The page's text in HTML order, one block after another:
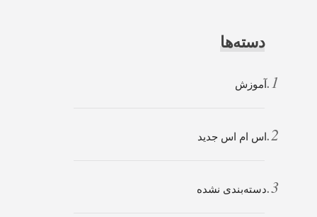
دسته‌ها
آموزش
اس ام اس جدید
دسته‌بندی نشده